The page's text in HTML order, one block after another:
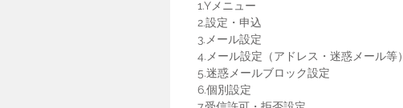
    1.Yメニュー
    2.設定・申込
    3.メール設定
    4.メール設定（アドレス・迷惑メール等）
    5.迷惑メールブロック設定
    6.個別設定